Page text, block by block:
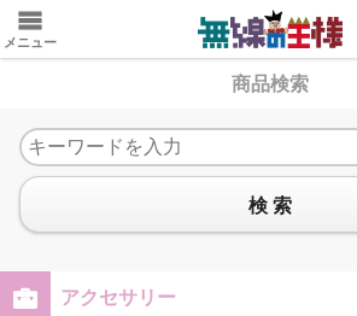
メニュー
商品検索
検 索
アクセサリー